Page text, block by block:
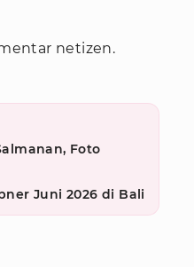
netizen.
Foto
Juni 2026 di Bali